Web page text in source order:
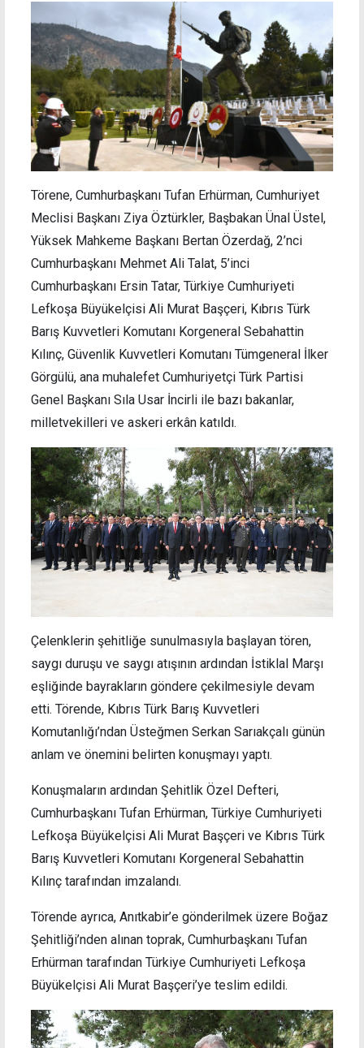
Törene, Cumhurbaşkanı Tufan Erhürman, Cumhuriyet
Meclisi Başkanı Ziya Öztürkler, Başbakan Ünal Üstel,
Yüksek Mahkeme Başkanı Bertan Özerdağ, 2’nci
Cumhurbaşkanı Mehmet Ali Talat, 5’inci
Cumhurbaşkanı Ersin Tatar, Türkiye Cumhuriyeti
Lefkoşa Büyükelçisi Ali Murat Başçeri, Kıbrıs Türk
Barış Kuvvetleri Komutanı Korgeneral Sebahattin
Kılınç, Güvenlik Kuvvetleri Komutanı Tümgeneral İlker
Görgülü, ana muhalefet Cumhuriyetçi Türk Partisi
Genel Başkanı Sıla Usar İncirli ile bazı bakanlar,
milletvekilleri ve askeri erkân katıldı.
Çelenklerin şehitliğe sunulmasıyla başlayan tören,
saygı duruşu ve saygı atışının ardından İstiklal Marşı
eşliğinde bayrakların göndere çekilmesiyle devam
etti. Törende, Kıbrıs Türk Barış Kuvvetleri
Komutanlığı’ndan Üsteğmen Serkan Sarıakçalı günün
anlam ve önemini belirten konuşmayı yaptı.
Konuşmaların ardından Şehitlik Özel Defteri,
Cumhurbaşkanı Tufan Erhürman, Türkiye Cumhuriyeti
Lefkoşa Büyükelçisi Ali Murat Başçeri ve Kıbrıs Türk
Barış Kuvvetleri Komutanı Korgeneral Sebahattin
Kılınç tarafından imzalandı.
Törende ayrıca, Anıtkabir’e gönderilmek üzere Boğaz
Şehitliği’nden alınan toprak, Cumhurbaşkanı Tufan
Erhürman tarafından Türkiye Cumhuriyeti Lefkoşa
Büyükelçisi Ali Murat Başçeri’ye teslim edildi.